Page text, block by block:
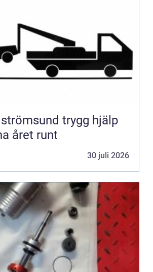
trygg hjälp
året runt
30 juli 2026